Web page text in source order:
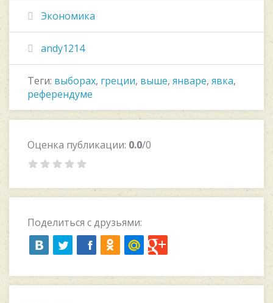
Экономика
andy1214
Теги: выборах, греции, выше, январе, явка,
референдуме
Оценка публикации: 0.0/0
Поделиться с друзьями: